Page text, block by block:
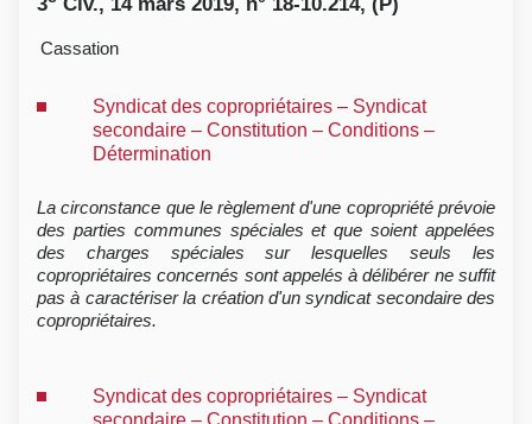
Cassation
Syndicat des copropriétaires – Syndicat
secondaire – Constitution – Conditions –
Détermination
La circonstance que le règlement d'une copropriété prévoie
des parties communes spéciales et que soient appelées
des charges spéciales sur lesquelles seuls les
copropriétaires concernés sont appelés à délibérer ne suffit
pas à caractériser la création d'un syndicat secondaire des
copropriétaires.
Syndicat des copropriétaires – Syndicat